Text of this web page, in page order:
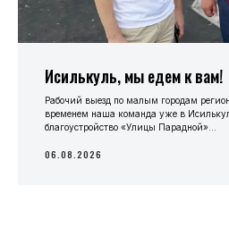
Исилькуль, мы едем к вам!
Рабочий выезд по малым городам
временем наша команда уже в
благоустройство «Улицы Парадной»...
06.08.2026